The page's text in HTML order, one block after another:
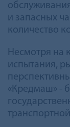
и запасных
количество
Несмотря на
испытания,
«Кредмаш» -